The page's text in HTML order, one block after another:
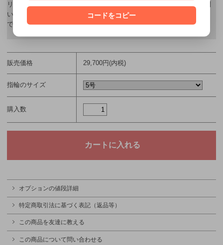
リングは納品までに1週間の期間を頂いております。お急ぎの方はお問
い合わせください。(※受注オーダー商品の場合は、納期に約40日必要
です。)
販売価格 29,700円(内税)
指輪のサイズ
購入数
オプションの値段詳細
特定商取引法に基づく表記（返品等）
この商品を友達に教える
この商品について問い合わせる
コードをコピー